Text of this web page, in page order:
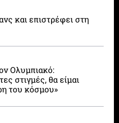
και επιστρέφει στη
Ολυμπιακό:
στιγμές, θα είμαι
του κόσμου»